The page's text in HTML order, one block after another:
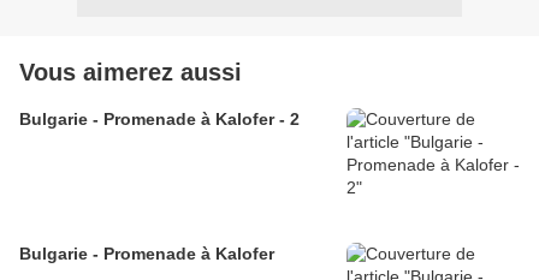
Vous aimerez aussi
Bulgarie - Promenade à Kalofer - 2
Bulgarie - Promenade à Kalofer